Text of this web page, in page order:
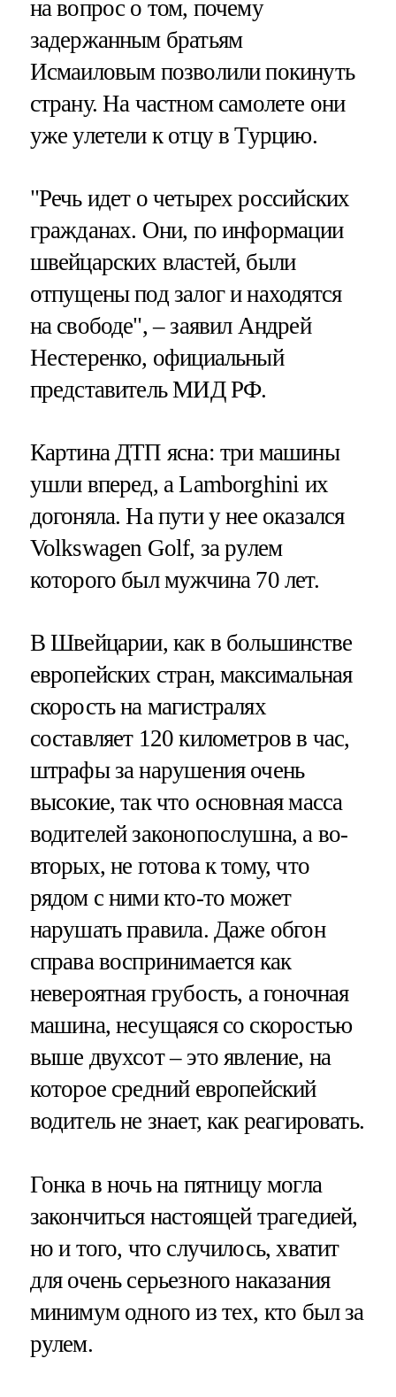
на вопрос о том, почему
задержанным братьям
Исмаиловым позволили покинуть
страну. На частном самолете они
уже улетели к отцу в Турцию.
"Речь идет о четырех российских
гражданах. Они, по информации
швейцарских властей, были
отпущены под залог и находятся
на свободе", – заявил Андрей
Нестеренко, официальный
представитель МИД РФ.
Картина ДТП ясна: три машины
ушли вперед, а Lamborghini их
догоняла. На пути у нее оказался
Volkswagen Golf, за рулем
которого был мужчина 70 лет.
В Швейцарии, как в большинстве
европейских стран, максимальная
скорость на магистралях
составляет 120 километров в час,
штрафы за нарушения очень
высокие, так что основная масса
водителей законопослушна, а во-
вторых, не готова к тому, что
рядом с ними кто-то может
нарушать правила. Даже обгон
справа воспринимается как
невероятная грубость, а гоночная
машина, несущаяся со скоростью
выше двухсот – это явление, на
которое средний европейский
водитель не знает, как реагировать.
Гонка в ночь на пятницу могла
закончиться настоящей трагедией,
но и того, что случилось, хватит
для очень серьезного наказания
минимум одного из тех, кто был за
рулем.